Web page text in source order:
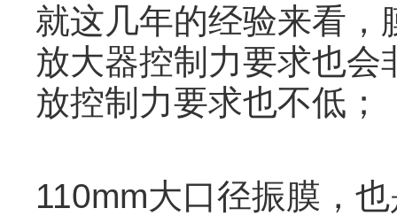
就这几年的经验来看
放大器控制力要求也
放控制力要求也不低；
110mm大口径振膜，